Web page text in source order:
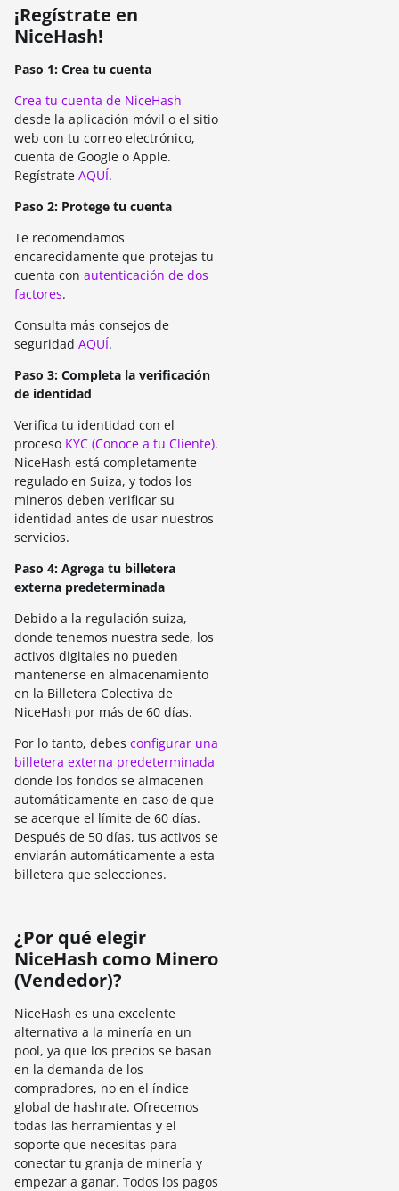
¡Regístrate en
NiceHash!
Paso 1: Crea tu cuenta
Crea tu cuenta de NiceHash
desde la aplicación móvil o el sitio
web con tu correo electrónico,
cuenta de Google o Apple.
Regístrate AQUÍ.
Paso 2: Protege tu cuenta
Te recomendamos
encarecidamente que protejas tu
cuenta con autenticación de dos
factores.
Consulta más consejos de
seguridad AQUÍ.
Paso 3: Completa la verificación
de identidad
Verifica tu identidad con el
proceso KYC (Conoce a tu Cliente).
NiceHash está completamente
regulado en Suiza, y todos los
mineros deben verificar su
identidad antes de usar nuestros
servicios.
Paso 4: Agrega tu billetera
externa predeterminada
Debido a la regulación suiza,
donde tenemos nuestra sede, los
activos digitales no pueden
mantenerse en almacenamiento
en la Billetera Colectiva de
NiceHash por más de 60 días.
Por lo tanto, debes configurar una
billetera externa predeterminada
donde los fondos se almacenen
automáticamente en caso de que
se acerque el límite de 60 días.
Después de 50 días, tus activos se
enviarán automáticamente a esta
billetera que selecciones.
¿Por qué elegir
NiceHash como Minero
(Vendedor)?
NiceHash es una excelente
alternativa a la minería en un
pool, ya que los precios se basan
en la demanda de los
compradores, no en el índice
global de hashrate. Ofrecemos
todas las herramientas y el
soporte que necesitas para
conectar tu granja de minería y
empezar a ganar. Todos los pagos